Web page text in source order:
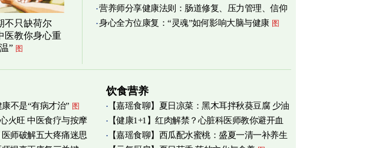
不只缺荷尔
医教你身心重
” 图
营养师分享健康法则：肠道修复、压力管理、信仰
实践 图
身心全方位康复：“灵魂”如何影响大脑与健康 图
不是“有病才治” 图
火旺 中医食疗与按摩
师破解五大疼痛迷思
饮食营养
【嘉瑶食聊】夏日凉菜：黑木耳拌秋葵豆腐 少油
烟清爽养心
图
【健康1+1】红肉解禁？心脏科医师教你避开血
管伤害
【嘉瑶食聊】西瓜配水蜜桃：盛夏一清一补养生